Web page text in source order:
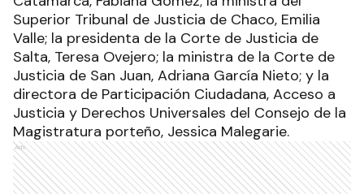
Superior Tribunal de Justicia de Chaco, Emilia
Valle; la presidenta de la Corte de Justicia de
Salta, Teresa Ovejero; la ministra de la Corte de
Justicia de San Juan, Adriana García Nieto; y la
directora de Participación Ciudadana, Acceso a
Justicia y Derechos Universales del Consejo de la
Magistratura porteño, Jessica Malegarie.
Ads